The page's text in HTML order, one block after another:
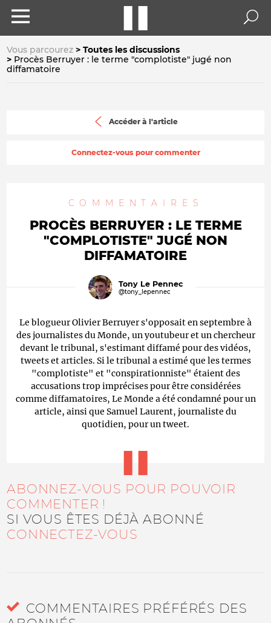
Vous parcourez
Toutes les discussions
Procès Berruyer : le terme "complotiste" jugé non
diffamatoire
Accéder à l'article
Connectez-vous pour commenter
COMMENTAIRES
PROCÈS BERRUYER : LE TERME
"COMPLOTISTE" JUGÉ NON
DIFFAMATOIRE
Tony Le Pennec
@tony_lepennec
Le blogueur Olivier Berruyer s'opposait en septembre à
des journalistes du Monde, un youtubeur et un chercheur
devant le tribunal, s'estimant diffamé pour des vidéos,
tweets et articles. Si le tribunal a estimé que les termes
"complotiste" et "conspirationniste" étaient des
accusations trop imprécises pour être considérées
comme diffamatoires, Le Monde a été condamné pour un
article, ainsi que Samuel Laurent, journaliste du
quotidien, pour un tweet.
ABONNEZ-VOUS POUR POUVOIR
COMMENTER !
SI VOUS ÊTES DÉJÀ ABONNÉ
CONNECTEZ-VOUS
COMMENTAIRES PRÉFÉRÉS DES